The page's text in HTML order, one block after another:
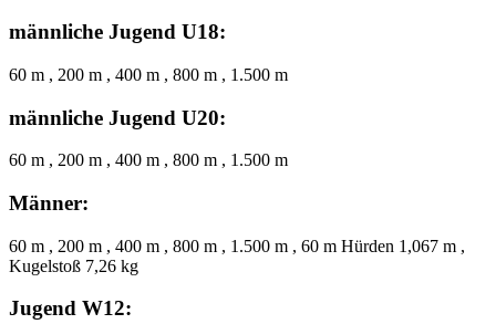
männliche Jugend U18:
60 m , 200 m , 400 m , 800 m , 1.500 m
männliche Jugend U20:
60 m , 200 m , 400 m , 800 m , 1.500 m
Männer:
60 m , 200 m , 400 m , 800 m , 1.500 m , 60 m Hürden 1,067 m ,
Kugelstoß 7,26 kg
Jugend W12: